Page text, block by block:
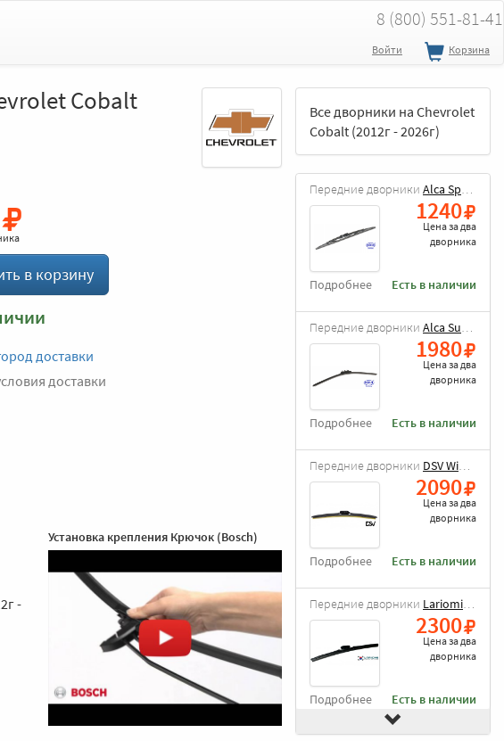
8 (800) 551-81-41
Войти Корзина
Cobalt
в корзину
доставки
доставки
Установка крепления Крючок (Bosch)
-
Все дворники на Chevrolet
Cobalt (2012г - 2026г)
Передние дворники Alca Special
1240
Цена задва
дворника
Есть в наличии
Подробнее
Передние дворники Alca Super Flat
1980
Цена задва
дворника
Есть в наличии
Подробнее
Передние дворники DSV Wiper Blade
2090
Цена задва
дворника
Есть в наличии
Подробнее
Передние дворники Lariomi Hybrid
2300
Цена задва
дворника
Есть в наличии
Подробнее